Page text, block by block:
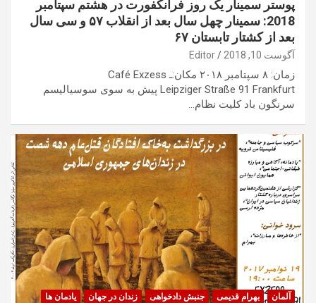
پوستر سمینار یک روز فرانکفورت در هشتم سپتامبر
2018: سمینار چهل سال بعد از انقلاب ۵۷ و سی سال
بعد از کشتار تابستان ۶۷
آگوست 10, 2018 Editor
زمان: ۸ سپتامبر ۲۰۱۸ مکان:ـ Café Exzess
Leipziger Straße 91 Frankfurt پیش به سوی سوسیالیسم
سرنگون باد کلیت نظام…
آلمان بهرام قدیمی جنبش دادخواهی زندان در جهان یادمان ها